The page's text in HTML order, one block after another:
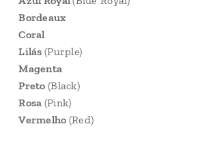
Bordeaux
Coral
Lilás(Purple)
Magenta
Preto(Black)
Rosa (Pink)
Vermelho (Red)